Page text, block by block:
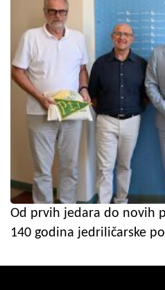
Od prvih jedara do novih
140 godina jedriličarske